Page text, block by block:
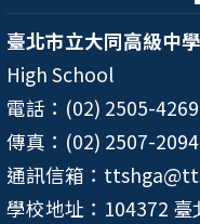
臺北市立大同高級中學
High School
電話：(02) 2505-4269
傳真：(02) 2507-2094
通訊信箱：
學校地址：104372